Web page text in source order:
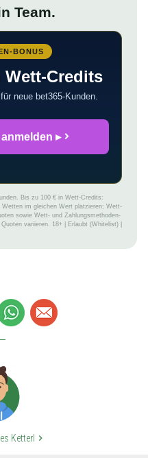
Team.
BONUS
Credits
neue bet365-Kunden.
▸
Bis zu 100 € in Wett-Credits:
im gleichen Wert platzieren; Wett-
sowie Wett- und Zahlungsmethoden-
variieren. 18+ | Erlaubt (Whitelist) |
Ketterl keyboard_arrow_right